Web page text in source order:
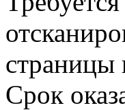
страницы
Срок